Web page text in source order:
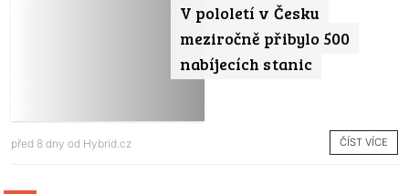
V pololetí v Česku
meziročně přibylo 500
nabíjecích stanic
před 8 dny od Hybrid.cz ČÍST VÍCE